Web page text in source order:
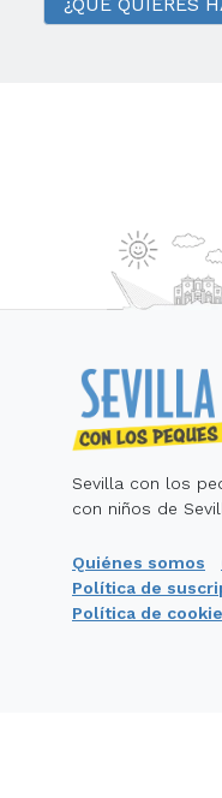
Sevilla con los
con niños de
Quiénes somos
Política de
Política de